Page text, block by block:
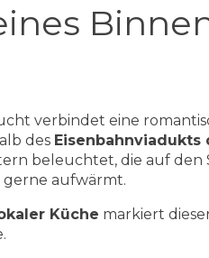
verbindet eine
des Eisenbahnviadukts
beleuchtet, die auf den
gerne aufwärmt.
Küche markiert